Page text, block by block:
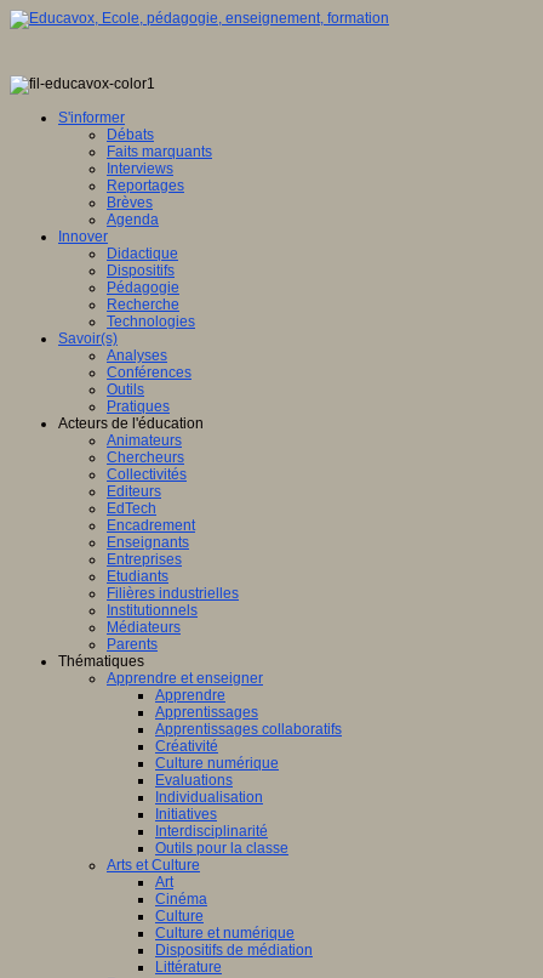
S'informer
Débats
Faits marquants
Interviews
Reportages
Brèves
Agenda
Innover
Didactique
Dispositifs
Pédagogie
Recherche
Technologies
Savoir(s)
Analyses
Conférences
Outils
Pratiques
Acteurs de l'éducation
Animateurs
Chercheurs
Collectivités
Editeurs
EdTech
Encadrement
Enseignants
Entreprises
Etudiants
Filières industrielles
Institutionnels
Médiateurs
Parents
Thématiques
Apprendre et enseigner
Apprendre
Apprentissages
Apprentissages collaboratifs
Créativité
Culture numérique
Evaluations
Individualisation
Initiatives
Interdisciplinarité
Outils pour la classe
Arts et Culture
Art
Cinéma
Culture
Culture et numérique
Dispositifs de médiation
Littérature